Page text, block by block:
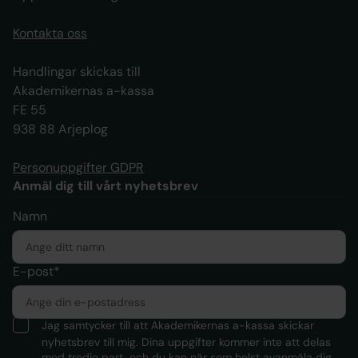
Kontakta oss
Handlingar skickas till
Akademikernas a-kassa
FE 55
938 88 Arjeplog
Personuppgifter GDPR
Anmäl dig till vårt nyhetsbrev
Namn
E-post*
Jag samtycker till att Akademikernas a-kassa skickar
nyhetsbrev till mig. Dina uppgifter kommer inte att delas